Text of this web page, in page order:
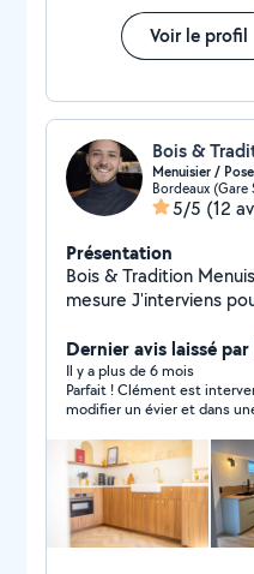
Voir le profil
Bois &
Menuisier /
Bordeaux (Gare
5/5 (12
Présentation
Bois & Tradition Menuiserie & aménagement sur
mesure J'interviens pour la réalisation de vos projets
modernes et fonctionnelles
contrecollés, stratifiés et Vinyles
mesure Agencement et menuiserie intérieure Chaque
projet est réalisé avec
dans le respect des
objectif : un rendu
Contactez-moi pour
Clément.
Dernier avis laissé
Il y a plus de 6 mois
Parfait ! Clément est
modifier un évier et dans
impeccables, et personne